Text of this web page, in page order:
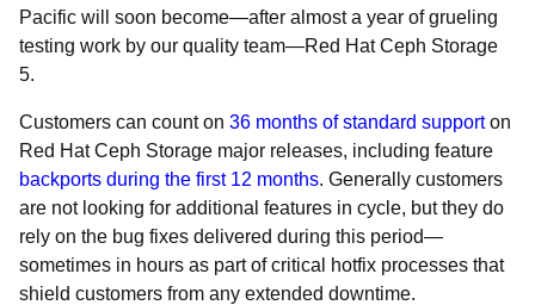
Pacific will soon become—after almost a year of grueling
testing work by our quality team—Red Hat Ceph Storage
5.
Customers can count on 36 months of standard supporton
Red Hat Ceph Storage major releases, including feature
backports during the first 12 months. Generally customers
are not looking for additional features in cycle, but they do
rely on the bug fixes delivered during this period—
sometimes in hours as part of critical hotfix processes that
shield customers from any extended downtime.